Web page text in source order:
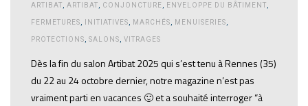
ARTIBAT ARTIBAT CONJONCTURE ENVELOPPE DU BÂTIMENT
FERMETURES INITIATIVES MARCHÉS MENUISERIES
PROTECTIONS SALONS VITRAGES
Dès la fin du salon Artibat 2025 qui s’est tenu à Rennes (35)
du 22 au 24 octobre dernier, notre magazine n’est pas
vraiment parti en vacances 🙂 et a souhaité interroger “à